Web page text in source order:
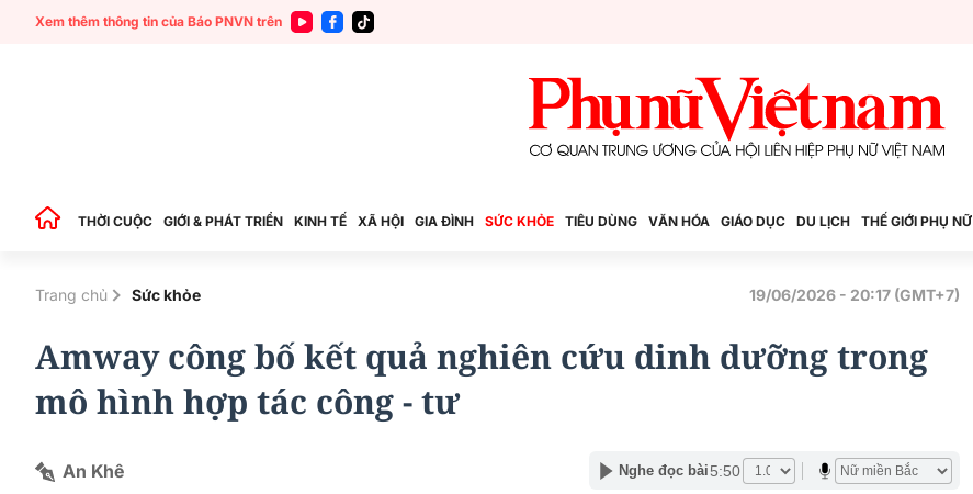
Xem thêm thông tin của Báo PNVN trên
THỜI CUỘC GIỚI & PHÁT TRIỂN KINH TẾ XÃ HỘI GIA ĐÌNH SỨC KHỎE TIÊU DÙNG VĂN HÓA GIÁO DỤC DU LỊCH THẾ GIỚI PHỤ NỮ
Trang chủ Sức khỏe 19/06/2026 - 20:17 (GMT+7)
Amway công bố kết quả nghiên cứu dinh dưỡng trong
mô hình hợp tác công - tư
An Khê Nghe đọc bài 5:50